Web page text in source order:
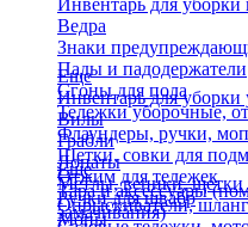
Инвентарь для
Ведра
Знаки
Пады и падодержатели
Сгоны для пола
Тележки уборочные,
Флаундеры, ручки,
Щетки, совки для
Отжим для тележек
Ручки для швабр
Мопы
Еще
Инвентарь для уборки
Вилы
Грабли
Лопаты
Метлы, веники, щетки
Опрыскиватели,
Еще
Тара и аксессуары
замачивания)